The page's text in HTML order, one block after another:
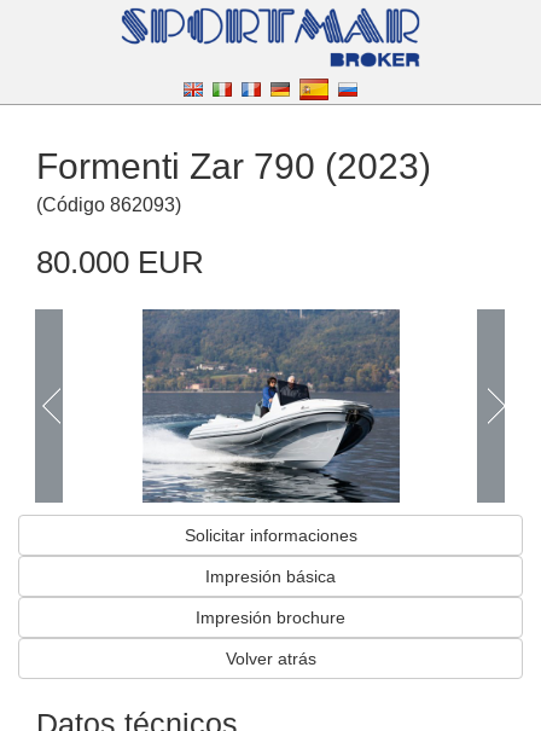
Formenti Zar 790 (2023)
(Código 862093)
80.000 EUR
Solicitar informaciones
Impresión básica
Impresión brochure
Volver atrás
Datos técnicos